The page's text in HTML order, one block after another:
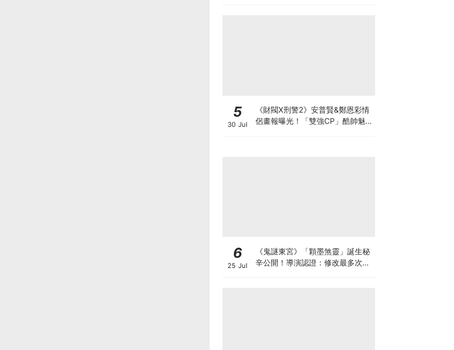
5
30 Jul
《財閥X刑警2》安普賢&鄭恩彩情
侶畫報曝光！「雙強CP」酷帥魅
6
25 Jul
《鬼謎東宮》「顆墨煞靈」誕生秘
辛公開！導演認證：修改最多次的